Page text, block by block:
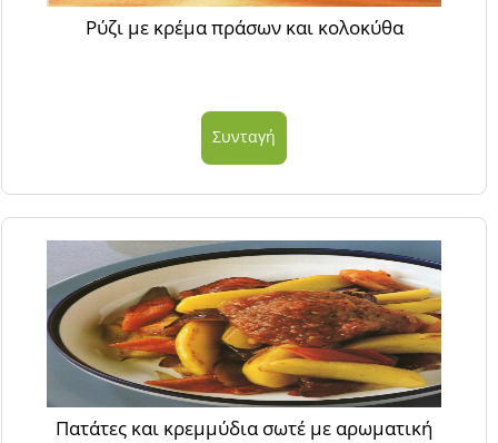
Ρύζι με κρέμα πράσων και κολοκύθα
Συνταγή
Πατάτες και κρεμμύδια σωτέ με αρωματική